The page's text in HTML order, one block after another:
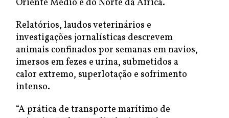
Oriente Médio e do Norte da África.
Relatórios, laudos veterinários e
investigações jornalísticas descrevem
animais confinados por semanas em navios,
imersos em fezes e urina, submetidos a
calor extremo, superlotação e sofrimento
intenso.
“A prática de transporte marítimo de